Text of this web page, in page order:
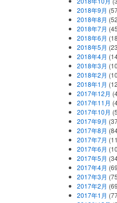
2018年9月
2018年8月
2018年7月
2018年6月
2018年5月
2018年4月
2018年3月
2018年2月
2018年1月
2017年12月
2017年11月
2017年10月
2017年9月
2017年8月
2017年7月
2017年6月
2017年5月
2017年4月
2017年3月
2017年2月
2017年1月